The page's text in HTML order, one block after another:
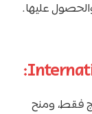
عليها.
فقط، ومنح